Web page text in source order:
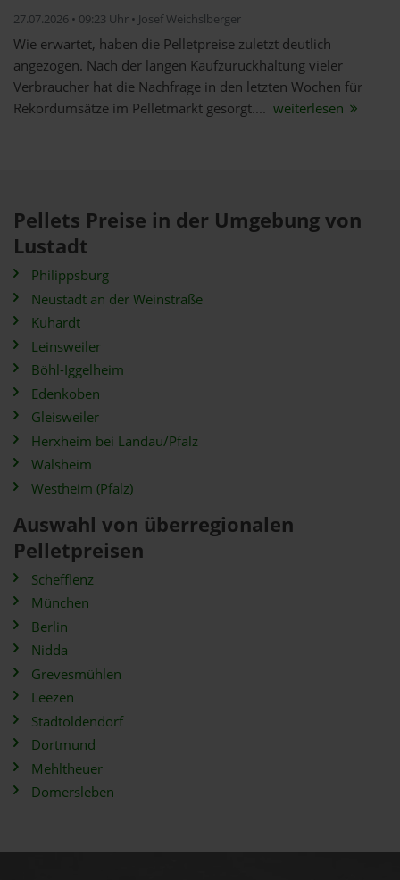
27.07.2026 • 09:23 Uhr • Josef Weichslberger
Wie erwartet, haben die Pelletpreise zuletzt deutlich
angezogen. Nach der langen Kaufzurückhaltung vieler
Verbraucher hat die Nachfrage in den letzten Wochen für
Rekordumsätze im Pelletmarkt gesorgt.... weiterlesen
Pellets Preise in der Umgebung von
Lustadt
Philippsburg
Neustadt an der Weinstraße
Kuhardt
Leinsweiler
Böhl-Iggelheim
Edenkoben
Gleisweiler
Herxheim bei Landau/Pfalz
Walsheim
Westheim (Pfalz)
Auswahl von überregionalen
Pelletpreisen
Schefflenz
München
Berlin
Nidda
Grevesmühlen
Leezen
Stadtoldendorf
Dortmund
Mehltheuer
Domersleben